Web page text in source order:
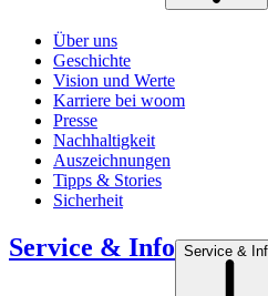
Über uns
Geschichte
Vision und Werte
Karriere bei woom
Presse
Nachhaltigkeit
Auszeichnungen
Tipps & Stories
Sicherheit
Service & Info Service &